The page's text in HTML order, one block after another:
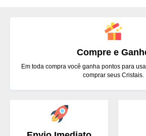
Compre e
Em toda compra você ganha pontos para
comprar seus Cristais.